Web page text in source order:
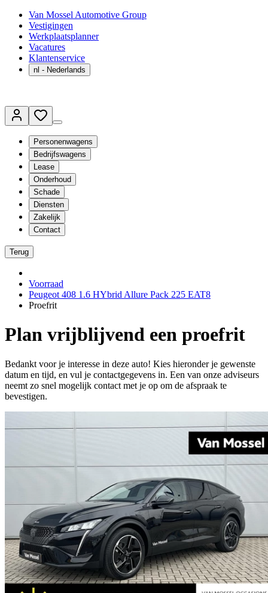
Van Mossel Automotive Group
Vestigingen
Werkplaatsplanner
Vacatures
Klantenservice
nl - Nederlands
Personenwagens
Bedrijfswagens
Lease
Onderhoud
Schade
Diensten
Zakelijk
Contact
Terug
Voorraad
Peugeot 408 1.6 HYbrid Allure Pack 225 EAT8
Proefrit
Plan vrijblijvend een proefrit
Bedankt voor je interesse in deze auto! Kies hieronder je gewenste
datum en tijd, en vul je contactgegevens in. Een van onze adviseurs
neemt zo snel mogelijk contact met je op om de afspraak te
bevestigen.